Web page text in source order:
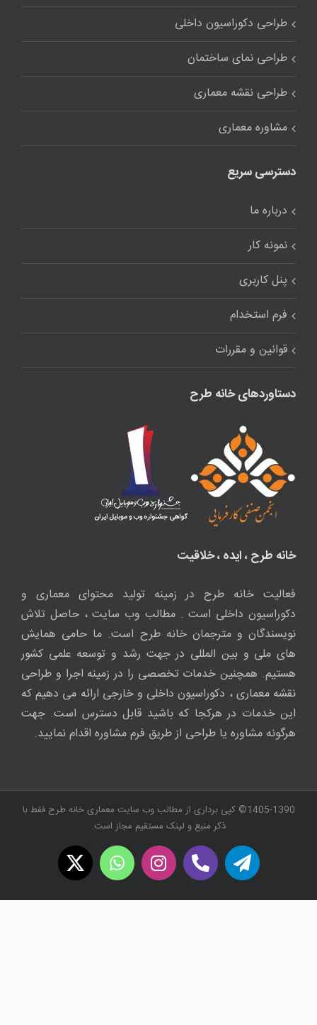
طراحی دکوراسیون داخلی
طراحی نمای ساختمان
طراحی نقشه معماری
مشاوره معماری
دسترسی سریع
درباره ما
نمونه کار
پنل کاربری
فرم استخدام
قوانین و مقررات
دستاوردهای خانه طرح
خانه طرح ، ایده ، خلاقیت
فعالیت خانه طرح در زمینه تولید محتوای معماری و
دکوراسیون داخلی است . مطالب وب سایت ، حاصل تلاش
نویسندگان و مترجمان خانه طرح است. ما حامی همایش
های ملی و بین المللی در جهت رشد و توسعه علمی کشور
هستیم. همچنین خدمات تخصصی را در زمینه اجرا و طراحی
نقشه معماری ، دکوراسیون داخلی و خارجی ارائه می دهیم که
این خدمات در هرکجا که باشید قابل دسترس است. جهت
هرگونه مشاوره یا طراحی از طریق فرم مشاوره اقدام نمایید.
1405-1390© کپی برداری از مطالب وب سایت معماری خانه طرح فقط با
ذکر منبع و لینک مستقیم مجاز است.
Telegram
Twitch
Instagram
WhatsApp
X